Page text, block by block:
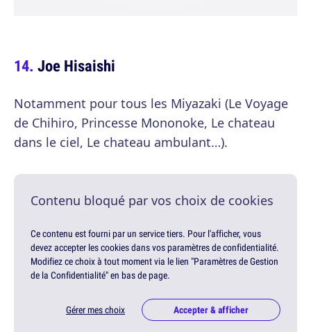
Joe Hisaishi
Notamment pour tous les Miyazaki (Le Voyage
de Chihiro, Princesse Mononoke, Le chateau
dans le ciel, Le chateau ambulant…).
Contenu bloqué par vos choix de cookies
Ce contenu est fourni par un service tiers. Pour l'afficher, vous
devez accepter les cookies dans vos paramètres de confidentialité.
Modifiez ce choix à tout moment via le lien "Paramètres de Gestion
de la Confidentialité" en bas de page.
Gérer mes choix Accepter & afficher